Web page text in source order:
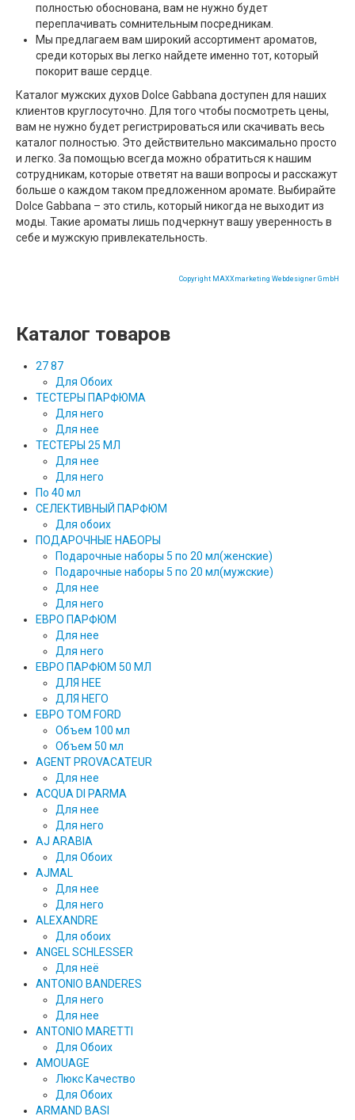
полностью обоснована, вам не нужно будет
переплачивать сомнительным посредникам.
Мы предлагаем вам широкий ассортимент ароматов,
среди которых вы легко найдете именно тот, который
покорит ваше сердце.
Каталог мужских духов Dolce Gabbana доступен для наших
клиентов круглосуточно. Для того чтобы посмотреть цены,
вам не нужно будет регистрироваться или скачивать весь
каталог полностью. Это действительно максимально просто
и легко. За помощью всегда можно обратиться к нашим
сотрудникам, которые ответят на ваши вопросы и расскажут
больше о каждом таком предложенном аромате. Выбирайте
Dolce Gabbana – это стиль, который никогда не выходит из
моды. Такие ароматы лишь подчеркнут вашу уверенность в
себе и мужскую привлекательность.
Copyright MAXXmarketing Webdesigner GmbH
Каталог товаров
27 87
Для Обоих
ТЕСТЕРЫ ПАРФЮМА
Для него
Для нее
ТЕСТЕРЫ 25 МЛ
Для нее
Для него
По 40 мл
СЕЛЕКТИВНЫЙ ПАРФЮМ
Для обоих
ПОДАРОЧНЫЕ НАБОРЫ
Подарочные наборы 5 по 20 мл(женские)
Подарочные наборы 5 по 20 мл(мужские)
Для нее
Для него
ЕВРО ПАРФЮМ
Для нее
Для него
ЕВРО ПАРФЮМ 50 МЛ
ДЛЯ НЕЕ
ДЛЯ НЕГО
ЕВРО TOM FORD
Объем 100 мл
Объем 50 мл
AGENT PROVACATEUR
Для нее
ACQUA DI PARMA
Для нее
Для него
AJ ARABIA
Для Обоих
AJMAL
Для нее
Для него
ALEXANDRE
Для обоих
ANGEL SCHLESSER
Для неё
ANTONIO BANDERES
Для него
Для нее
ANTONIO MARETTI
Для Обоих
AMOUAGE
Люкс Качество
Для Обоих
ARMAND BASI